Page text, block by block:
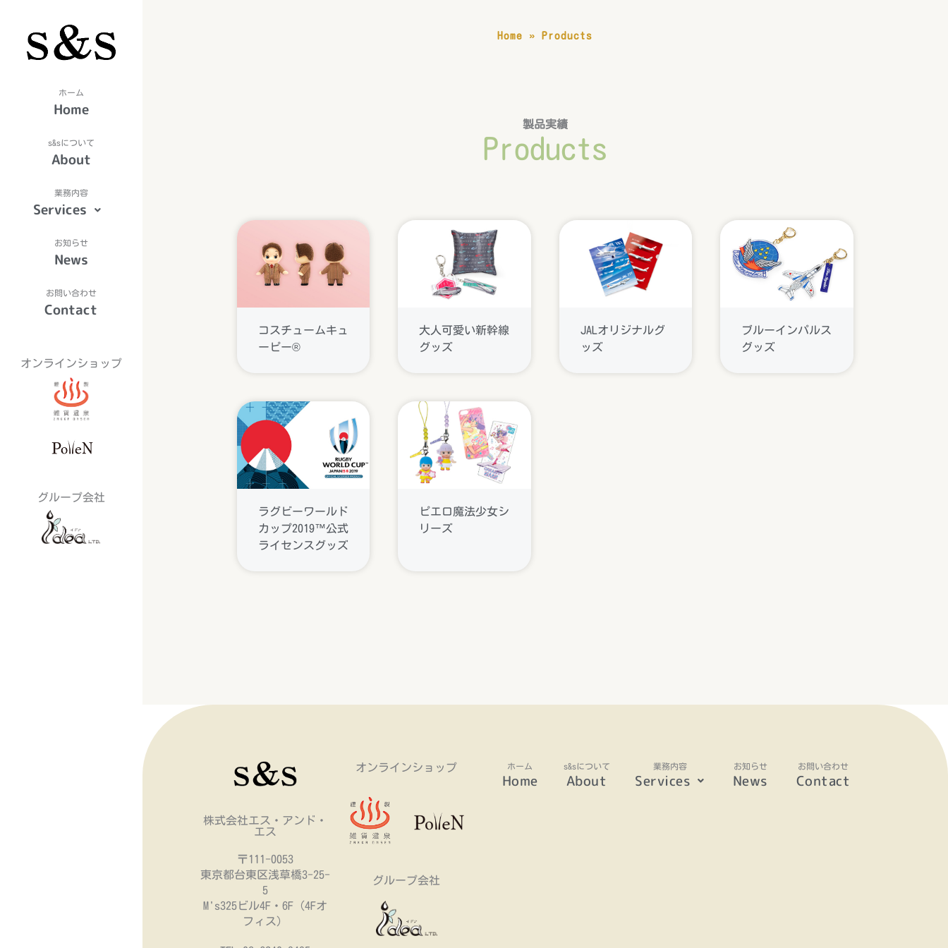
Home
About
Services
News
Contact
オンラインショップ
グループ会社
Home »Products
製品実績
Products
コスチュームキュ
ーピー®
大人可愛い新幹線
グッズ
JALオリジナルグ
ッズ
ブルーインパルス
グッズ
ラグビーワールド
カップ2019™公式
ライセンスグッズ
ピエロ魔法少女シ
リーズ
株式会社エス・アンド・
エス
〒111-0053
東京都台東区浅草橋3-25-
5
M's325ビル4F・6F（4Fオ
フィス）
オンラインショップ
グループ会社
Home About Services News Contact